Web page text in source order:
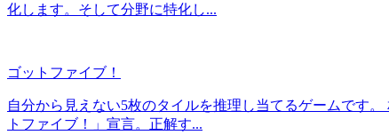
化します。そして分野に特化し...
ゴットファイブ！
自分から見えない5枚のタイルを推理し当てるゲームです
トファイブ！」宣言。正解す...